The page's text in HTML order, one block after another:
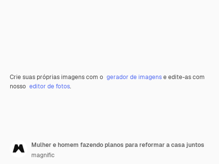
Crie suas próprias imagens com o gerador de imagense edite-as com
nosso editor de fotos.
Mulher e homem fazendo planos para reformar a casa juntos
magnific